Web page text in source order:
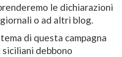
le dichiarazioni
o ad altri blog.
di questa campagna
siciliani debbono